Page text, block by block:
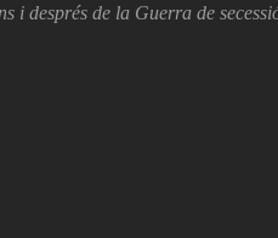
i després de la Guerra de